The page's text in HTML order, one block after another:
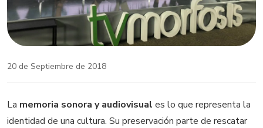
20 de Septiembre de 2018
La memoria sonora y audiovisual es lo que representa la
identidad de una cultura. Su preservación parte de rescatar